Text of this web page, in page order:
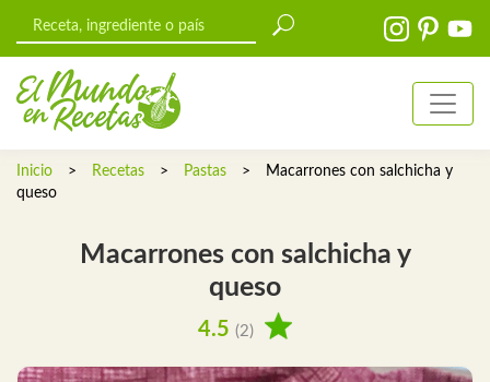
Inicio > Recetas > Pastas >
Macarrones con salchicha y
queso
Macarrones con salchicha y
queso
4.5 (2)